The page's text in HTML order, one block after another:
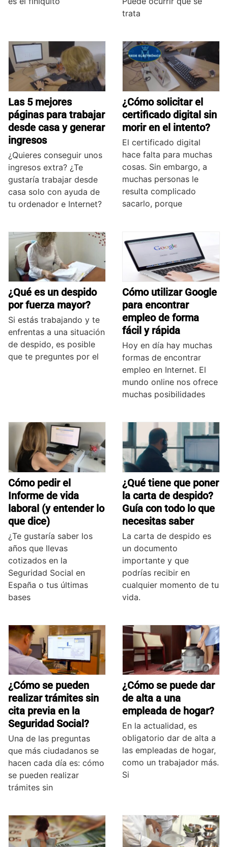
trata
Las 5 mejores
páginas para trabajar
desde casa y generar
ingresos
¿Quieres conseguir unos
ingresos extra? ¿Te
gustaría trabajar desde
casa solo con ayuda de
tu ordenador e Internet?
¿Cómo solicitar el
certificado digital sin
morir en el intento?
El certificado digital
hace falta para muchas
cosas. Sin embargo, a
muchas personas le
resulta complicado
sacarlo, porque
¿Qué es un despido
por fuerza mayor?
Si estás trabajando y te
enfrentas a una situación
de despido, es posible
que te preguntes por el
Cómo utilizar Google
para encontrar
empleo de forma
fácil y rápida
Hoy en día hay muchas
formas de encontrar
empleo en Internet. El
mundo online nos ofrece
muchas posibilidades
Cómo pedir el
Informe de vida
laboral (y entender lo
que dice)
¿Te gustaría saber los
años que llevas
cotizados en la
Seguridad Social en
España o tus últimas
bases
¿Qué tiene que poner
la carta de despido?
Guía con todo lo que
necesitas saber
La carta de despido es
un documento
importante y que
podrías recibir en
cualquier momento de tu
vida.
¿Cómo se pueden
realizar trámites sin
cita previa en la
Seguridad Social?
Una de las preguntas
que más ciudadanos se
hacen cada día es: cómo
se pueden realizar
trámites sin
¿Cómo se puede dar
de alta a una
empleada de hogar?
En la actualidad, es
obligatorio dar de alta a
las empleadas de hogar,
como un trabajador más.
Si